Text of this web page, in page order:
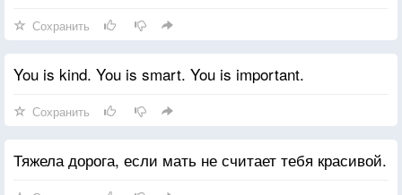
Сохранить
You is kind. You is smart. You is important.
Сохранить
Тяжела дорога, если мать не считает тебя красивой.